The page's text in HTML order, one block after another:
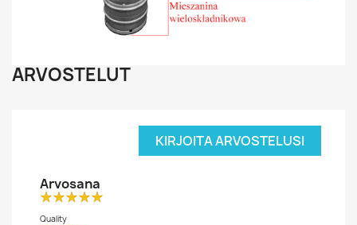
ARVOSTELUT
KIRJOITA ARVOSTELUSI
Arvosana
Quality